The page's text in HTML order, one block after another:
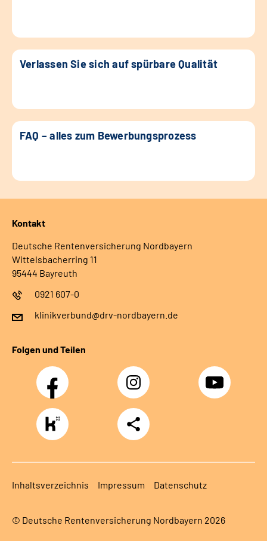
Verlassen Sie sich auf spürbare Qualität
FAQ – alles zum Bewerbungsprozess
Kontakt
Deutsche Rentenversicherung Nordbayern
Wittelsbacherring 11
95444 Bayreuth
0921 607-0
klinikverbund@drv-nordbayern.de
Folgen und Teilen
Facebook Instagram Youtube
https://www.kununu.com/de/deutsche-
rentenversicherung-
nordbayern6
Teilen
Inhaltsverzeichnis Impressum Datenschutz
© Deutsche Rentenversicherung Nordbayern 2026